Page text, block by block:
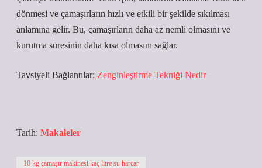
dönmesi ve çamaşırların hızlı ve etkili bir şekilde sıkılması
anlamına gelir. Bu, çamaşırların daha az nemli olmasını ve
kurutma süresinin daha kısa olmasını sağlar.
Tavsiyeli Bağlantılar: Zenginleştirme Tekniği Nedir
Tarih: Makaleler
10 kg çamaşır makinesi kaç litre su harcar